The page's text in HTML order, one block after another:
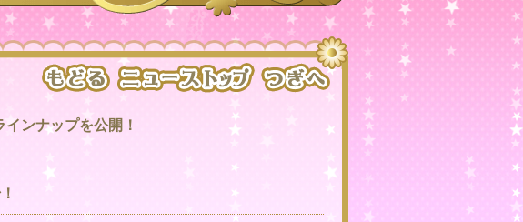
ンナップを公開！